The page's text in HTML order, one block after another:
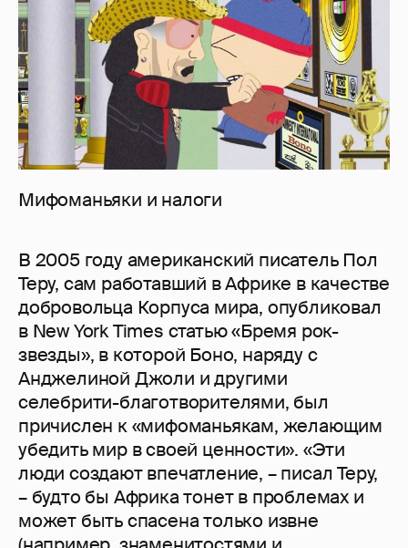
Мифоманьяки и налоги
В 2005 году американский писатель Пол
Теру, сам работавший в Африке в качестве
добровольца Корпуса мира, опубликовал
в New York Times статью «Бремя рок-
звезды», в которой Боно, наряду с
Анджелиной Джоли и другими
селебрити-благотворителями, был
причислен к «мифоманьякам, желающим
убедить мир в своей ценности». «Эти
люди создают впечатление, – писал Теру,
– будто бы Африка тонет в проблемах и
может быть спасена только извне